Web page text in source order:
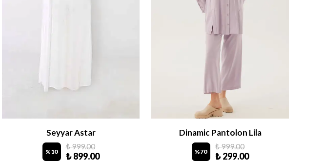
Seyyar Astar
%10
₺ 999.00
₺ 899.00
Dinamic Pantolon Lila
%70
₺ 999.00
₺ 299.00